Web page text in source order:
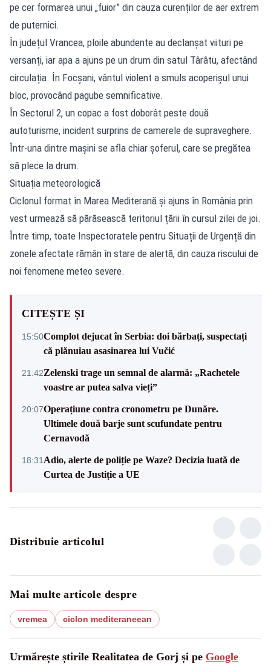
pe cer formarea unui „fuior” din cauza curenților de aer extrem
de puternici.
În județul Vrancea, ploile abundente au declanșat viituri pe
versanți, iar apa a ajuns pe un drum din satul Târâtu, afectând
circulația. În Focșani, vântul violent a smuls acoperișul unui
bloc, provocând pagube semnificative.
În Sectorul 2, un copac a fost doborât peste două
autoturisme, incident surprins de camerele de supraveghere.
Într-una dintre mașini se afla chiar șoferul, care se pregătea
să plece la drum.
Situația meteorologică
Ciclonul format în Marea Mediterană și ajuns în România prin
vest urmează să părăsească teritoriul țării în cursul zilei de joi.
Între timp, toate Inspectoratele pentru Situații de Urgență din
zonele afectate rămân în stare de alertă, din cauza riscului de
noi fenomene meteo severe.
CITEȘTE ȘI
15:50Complot dejucat în Serbia: doi bărbați, suspectați
că plănuiau asasinarea lui Vučić
21:42Zelenski trage un semnal de alarmă: „Rachetele
voastre ar putea salva vieți”
20:07Operațiune contra cronometru pe Dunăre.
Ultimele două barje sunt scufundate pentru
Cernavodă
18:31 Adio, alerte de poliție pe Waze? Decizia luată de
Curtea de Justiție a UE
Distribuie articolul
Mai multe articole despre
vremea ciclon mediteraneean
Urmărește știrile Realitatea de Gorj și pe Google